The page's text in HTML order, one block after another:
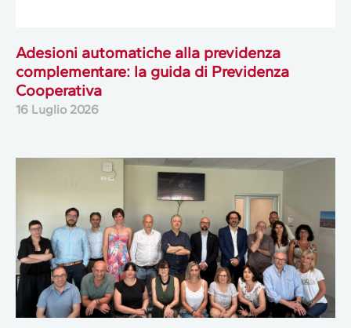
Adesioni automatiche alla previdenza
complementare: la guida di Previdenza
Cooperativa
16 Luglio 2026